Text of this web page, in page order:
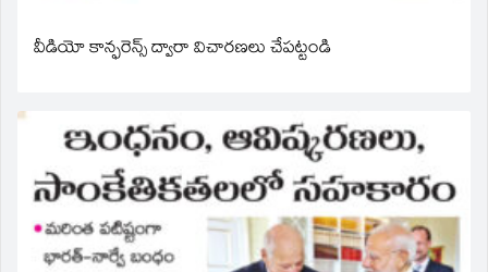
వీడియో కాన్ఫరెన్స్ ద్వారా విచారణలు చేపట్టండి